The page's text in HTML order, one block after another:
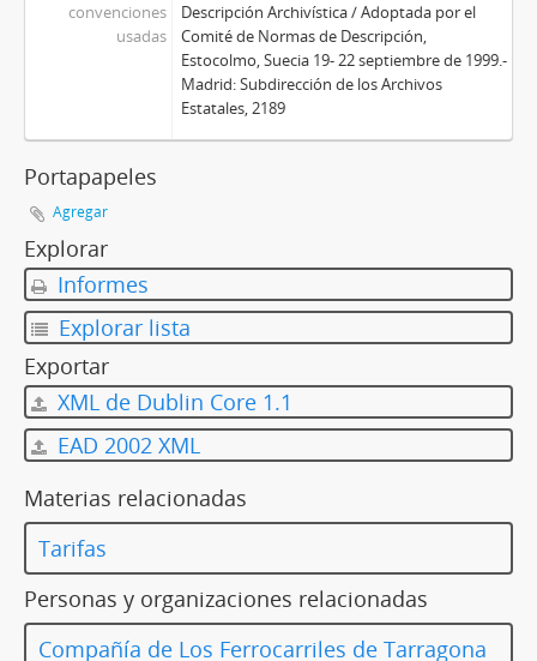
convenciones
usadas
Descripción Archivística / Adoptada por el
Comité de Normas de Descripción,
Estocolmo, Suecia 19- 22 septiembre de 1999.-
Madrid: Subdirección de los Archivos
Estatales, 2189
Portapapeles
Agregar
Explorar
Informes
Explorar lista
Exportar
XML de Dublin Core 1.1
EAD 2002 XML
Materias relacionadas
Tarifas
Personas y organizaciones relacionadas
Compañía de Los Ferrocarriles de Tarragona